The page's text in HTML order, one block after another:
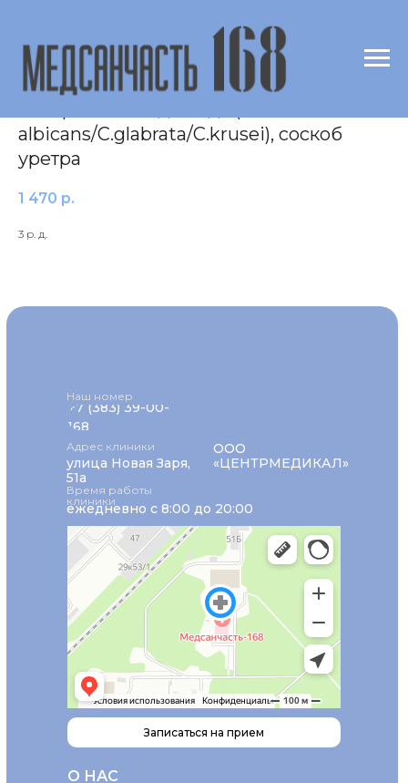
ДНК возбудителей кандидоза с
albicans/C.glabrata/C.krusei), соскоб
уретра
1 470 р.
3 р. д.
О НАС
+7 (383) 39-00-
168
Наш номер
ежедневно с 8:00 до 20:00
Время работы
клиники
Адрес клиники
улица Новая Заря,
51а
ООО
«ЦЕНТРМЕДИКАЛ»
Записаться на прием